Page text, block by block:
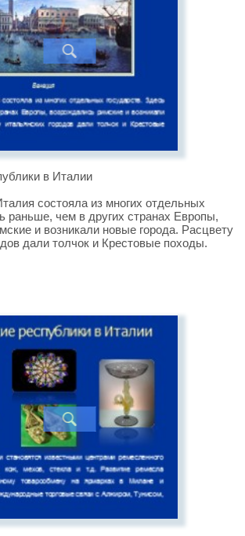
в Италии
состояла из многих отдельных
раньше, чем в других странах Европы,
и возникали новые города. Расцвету
дали толчок и Крестовые походы.